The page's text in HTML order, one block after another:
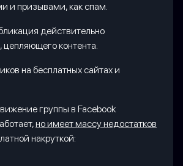
и призывами, как спам.
действительно
цепляющего контента.
на бесплатных сайтах и
группы в Facebook
но имеет массу недостатков
накруткой: